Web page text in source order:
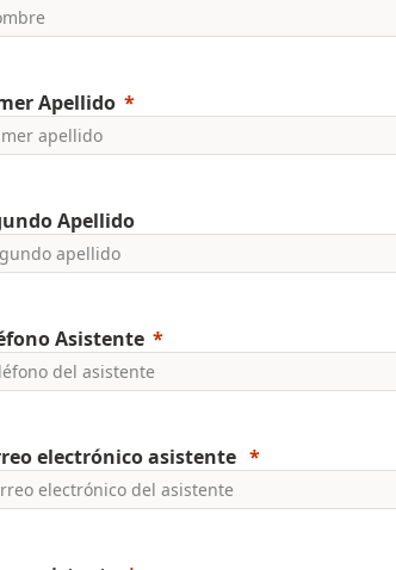
Apellido
Apellido
Asistente
electrónico asistente